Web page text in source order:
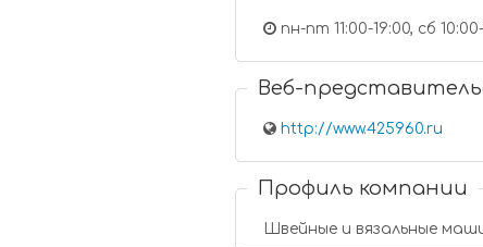
пн-пт 11:00-19:00, сб
Веб-
http://www.425960.ru
Профиль компании
Швейные и вязальные